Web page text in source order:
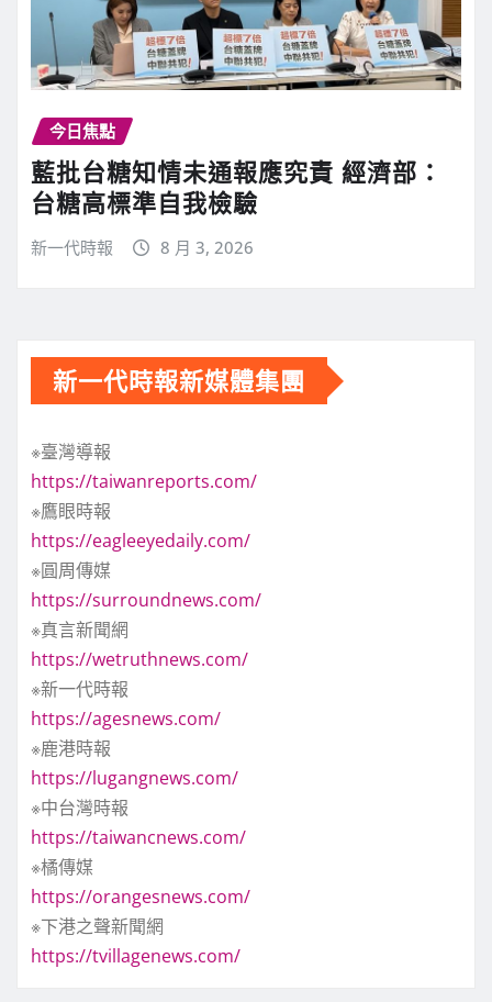
今日焦點
藍批台糖知情未通報應究責 經濟部：
台糖高標準自我檢驗
新一代時報 8 月 3, 2026
新一代時報新媒體集團
※臺灣導報
https://taiwanreports.com/
※鷹眼時報
https://eagleeyedaily.com/
※圓周傳媒
https://surroundnews.com/
※真言新聞網
https://wetruthnews.com/
※新一代時報
https://agesnews.com/
※鹿港時報
https://lugangnews.com/
※中台灣時報
https://taiwancnews.com/
※橘傳媒
https://orangesnews.com/
※下港之聲新聞網
https://tvillagenews.com/